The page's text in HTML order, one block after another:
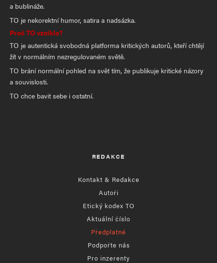
a bublináže.
TO je nekorektní humor, satira a nadsázka.
Proč TO vzniklo?
TO je autentická svobodná platforma kritických autorů, kteří chtějí
žít v normálním nezregulovaném světě.
TO brání normální pohled na svět tím, že publikuje kritické názory
a souvislosti.
TO chce bavit sebe i ostatní.
REDAKCE
Kontakt & Redakce
Autoři
Etický kodex TO
Aktuální číslo
Předplatné
Podpořte nás
Pro inzerenty